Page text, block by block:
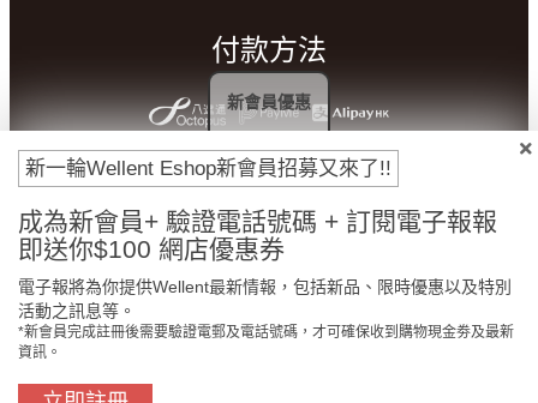
付款方法
門市免費自取 原裝行貨保證
新一輪Wellent Eshop新會員招募又來了!!
成為新會員+ 驗證電話號碼 + 訂閱電子報報
即送你$100 網店優惠券
電子報將為你提供Wellent最新情報，包括新品、限時優惠以及特別
活動之訊息等。
*新會員完成註冊後需要驗證電郵及電話號碼，才可確保收到購物現金劵及最新
資訊。
新會員優惠